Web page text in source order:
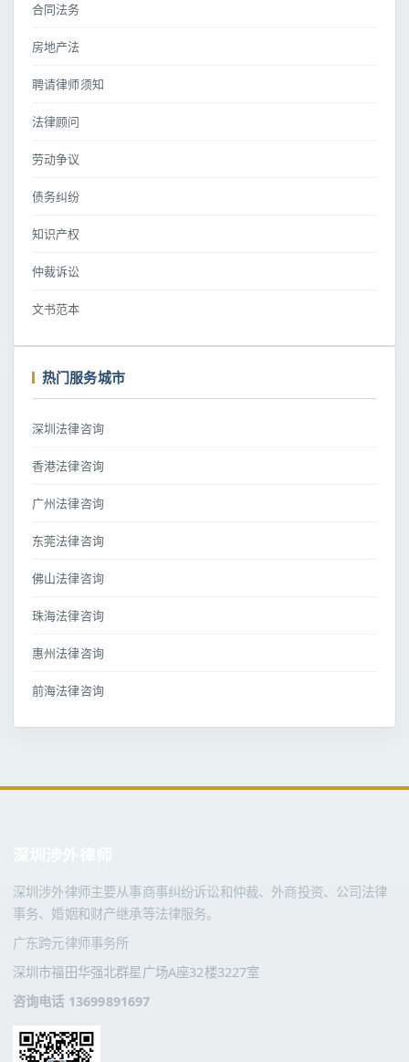
合同法务
房地产法
聘请律师须知
法律顾问
劳动争议
债务纠纷
知识产权
仲裁诉讼
文书范本
热门服务城市
深圳法律咨询
香港法律咨询
广州法律咨询
东莞法律咨询
佛山法律咨询
珠海法律咨询
惠州法律咨询
前海法律咨询
深圳涉外律师主要从事商事纠纷诉讼和仲裁、外商投资、公司法律
事务、婚姻和财产继承等法律服务。
广东跨元律师事务所
深圳市福田华强北群星广场A座32楼3227室
咨询电话 13699891697